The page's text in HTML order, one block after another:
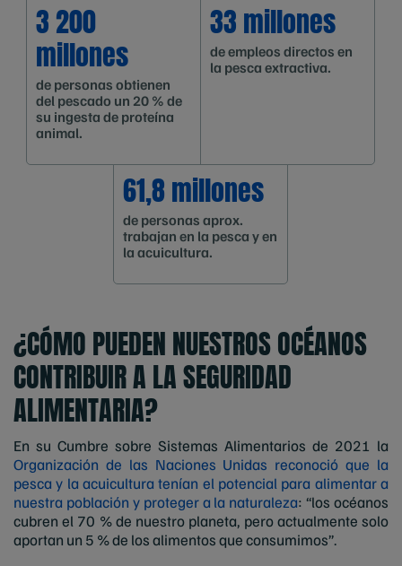
3 200
millones
de personas obtienen
del pescado un 20 % de
su ingesta de proteína
animal.
33 millones
de empleos directos en
la pesca extractiva.
61,8 millones
de personas aprox.
trabajan en la pesca y en
la acuicultura.
¿CÓMO PUEDEN NUESTROS OCÉANOS
CONTRIBUIR A LA SEGURIDAD
ALIMENTARIA?
En su Cumbre sobre Sistemas Alimentarios de 2021 la
Organización de las Naciones Unidas reconoció que la
pesca y la acuicultura tenían el potencial para alimentar a
nuestra población y proteger a la naturaleza: “los océanos
cubren el 70 % de nuestro planeta, pero actualmente solo
aportan un 5 % de los alimentos que consumimos”.